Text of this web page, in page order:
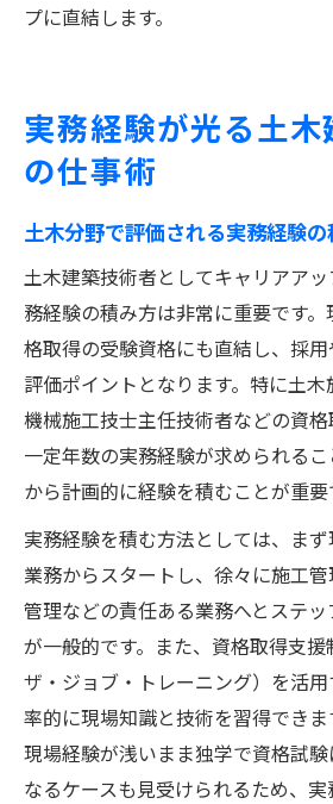
プに直結します。
実務経験が光る土
の仕事術
土木分野で評価される実務経験
土木建築技術者としてキャリアア
務経験の積み方は非常に重要です
格取得の受験資格にも直結し、採
評価ポイントとなります。特に土
機械施工技士主任技術者などの資格
一定年数の実務経験が求められる
から計画的に経験を積むことが重要
実務経験を積む方法としては、ま
業務からスタートし、徐々に施工
管理などの責任ある業務へとステ
が一般的です。また、資格取得支援
ザ・ジョブ・トレーニング）を活
率的に現場知識と技術を習得できま
現場経験が浅いまま独学で資格試
なるケースも見受けられるため、